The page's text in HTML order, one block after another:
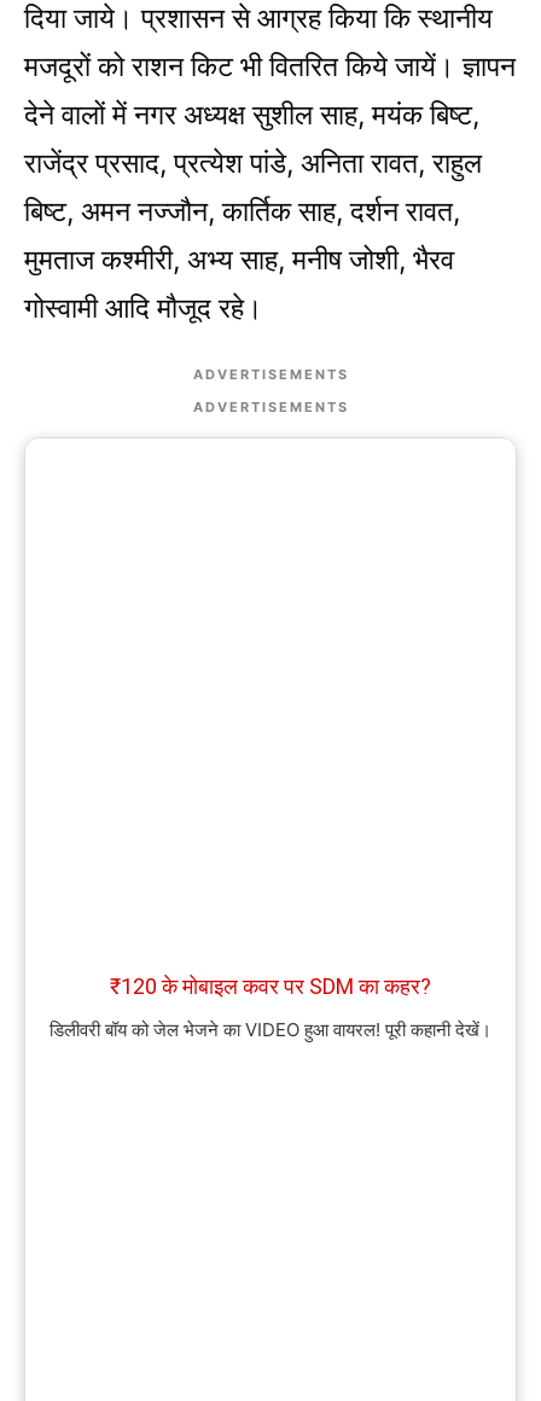
दिया जाये। प्रशासन से आग्रह किया कि स्थानीय
मजदूरों को राशन किट भी वितरित किये जायें। ज्ञापन
देने वालों में नगर अध्यक्ष सुशील साह, मयंक बिष्ट,
राजेंद्र प्रसाद, प्रत्येश पांडे, अनिता रावत, राहुल
बिष्ट, अमन नज्जौन, कार्तिक साह, दर्शन रावत,
मुमताज कश्मीरी, अभ्य साह, मनीष जोशी, भैरव
गोस्वामी आदि मौजूद रहे।
ADVERTISEMENTS
ADVERTISEMENTS
₹120 के मोबाइल कवर पर SDM का कहर?
डिलीवरी बॉय को जेल भेजने का VIDEO हुआ वायरल! पूरी कहानी देखें।